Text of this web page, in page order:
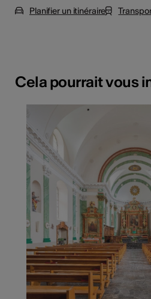
Planifier un itinéraire
Cela pourrait vous